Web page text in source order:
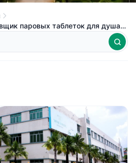
паровых таблеток для душа